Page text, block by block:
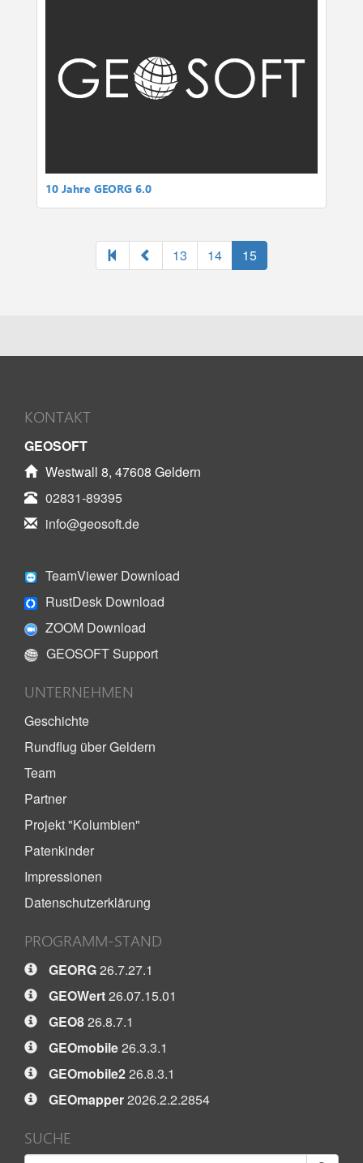
10 Jahre GEORG 6.0
13 14 15
KONTAKT
GEOSOFT
Westwall 8, 47608 Geldern
02831-89395
info@geosoft.de
TeamViewer Download
RustDesk Download
ZOOM Download
GEOSOFT Support
UNTERNEHMEN
Geschichte
Rundflug über Geldern
Team
Partner
Projekt "Kolumbien"
Patenkinder
Impressionen
Datenschutzerklärung
PROGRAMM-STAND
GEORG26.7.27.1
GEOWert26.07.15.01
GEO826.8.7.1
GEOmobile26.3.3.1
GEOmobile226.8.3.1
GEOmapper2026.2.2.2854
SUCHE